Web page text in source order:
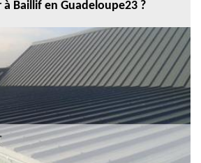
Baillif en Guadeloupe23 ?